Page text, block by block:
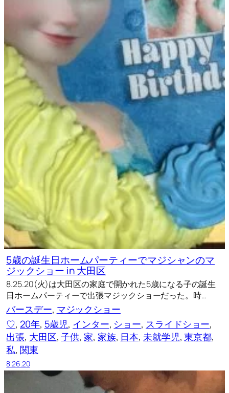
5歳の誕生日ホームパーティーでマジシャンのマ
ジックショー in 大田区
8.25.20(火)は大田区の家庭で開かれた5歳になる子の誕生
日ホームパーティーで出張マジックショーだった。時…
バースデー, マジックショー
♡, 20年, 5歳児, インター, ショー, スライドショー
出張, 大田区, 子供, 家, 家族, 日本, 未就学児, 東京都
私, 関東
8.26.20